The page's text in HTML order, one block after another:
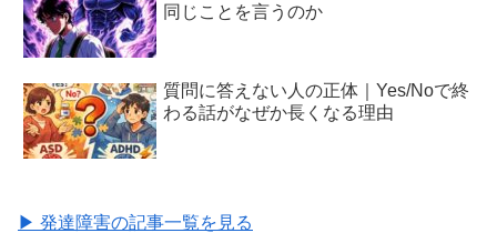
同じことを言うのか
質問に答えない人の正体｜Yes/Noで終
わる話がなぜか長くなる理由
▶ 発達障害の記事一覧を見る